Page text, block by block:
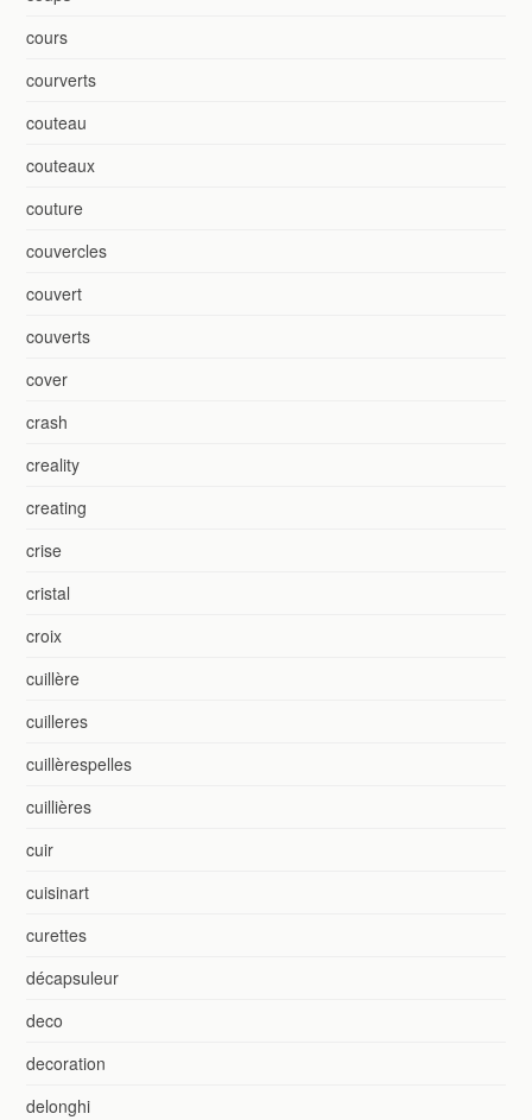
cours
courverts
couteau
couteaux
couture
couvercles
couvert
couverts
cover
crash
creality
creating
crise
cristal
croix
cuillère
cuilleres
cuillèrespelles
cuillières
cuir
cuisinart
curettes
décapsuleur
deco
decoration
delonghi